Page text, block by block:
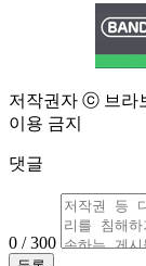
저작권자 ⓒ 브라
이용 금지
댓글
0 / 300